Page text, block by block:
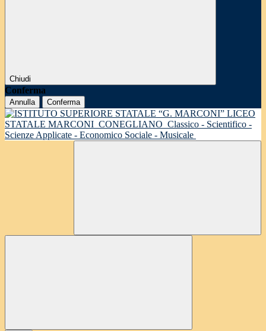
Chiudi
Conferma
Annulla Conferma
LICEO
STATALE MARCONI CONEGLIANO Classico - Scientifico -
Scienze Applicate - Economico Sociale - Musicale